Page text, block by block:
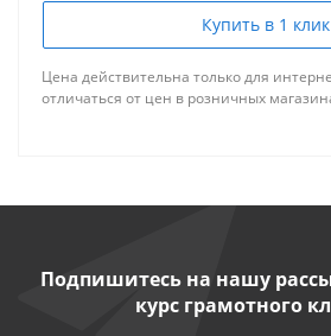
Купить в 1 клик
Цена действительна только для
отличаться от цен в розничных
Подпишитесь на нашу
курс грамотного